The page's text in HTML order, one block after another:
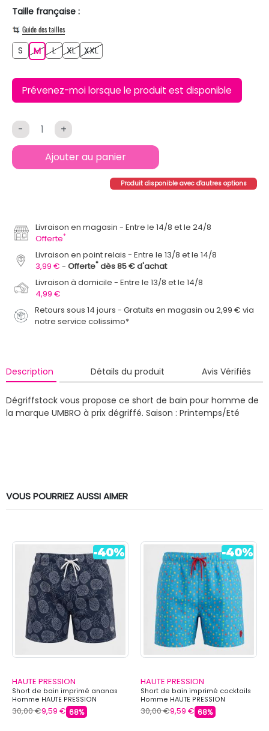
Taille française :
Guide des tailles
S MM LL XLXL XXLXXL
Prévenez-moi lorsque le produit est disponible
- +
Ajouter au panier
Produit disponible avec d'autres options
Livraison en magasin
Entre le 14/8 et le 24/8
Offerte*
Livraison en point relais
Entre le 13/8 et le 14/8
3,99 €
Offerte* dès 85 € d'achat
Livraison à domicile
Entre le 13/8 et le 14/8
4,99 €
Retours sous 14 jours - Gratuits en magasin ou 2,99 € via
notre service colissimo*
Description Détails du produit Avis Vérifiés
Dégriffstock vous propose ce short de bain pour homme de
la marque UMBRO à prix dégriffé. Saison : Printemps/Eté
VOUS POURRIEZ AUSSI AIMER
HAUTE PRESSION
Short de bain imprimé ananas
Homme HAUTE PRESSION
30,00 €9,59 € 68%
HAUTE PRESSION
Short de bain imprimé cocktails
Homme HAUTE PRESSION
30,00 €9,59 € 68%